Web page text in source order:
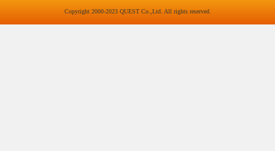
Copyright 2000-2023 QUEST Co.,Ltd. All rights reserved.